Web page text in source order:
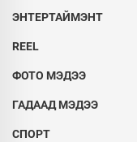
ЭНТЕРТАЙМЭНТ
REEL
ФОТО МЭДЭЭ
ГАДААД МЭДЭЭ
СПОРТ